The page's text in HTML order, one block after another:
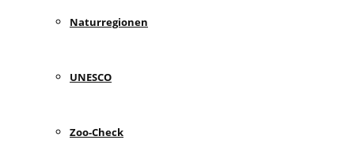
Naturregionen
UNESCO
Zoo-Check